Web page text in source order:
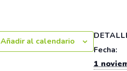
Añadir al calendario
Fecha:
1